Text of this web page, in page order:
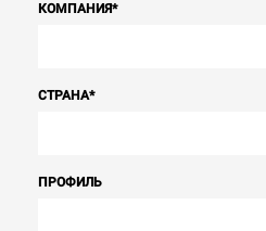
КОМПАНИЯ*
СТРАНА*
ПРОФИЛЬ